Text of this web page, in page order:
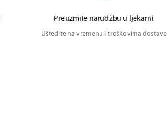
Preuzmite narudžbu u ljekarni
Uštedite na vremenu i troškovima dostave